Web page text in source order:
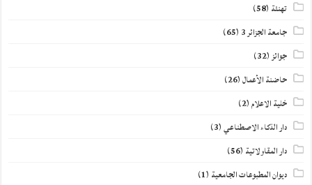
تهنئة (58)
جامعة الجزائر 3 (65)
جوائز(32)
حاضنة الأعمال(26)
خلية الاعلام(2)
دار الذكاء الاصطناعي(3)
دار المقاولاتية (56)
ديوان المطبوعات الجامعية (1)